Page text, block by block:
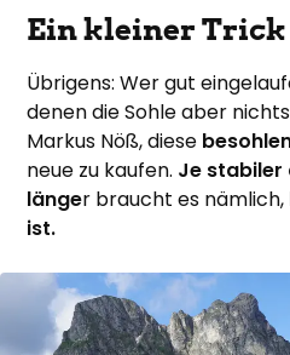
Ein kleiner Trick
Übrigens: Wer gut
denen die Sohle aber
Markus Nöß, diese
neue zu kaufen. Je stabiler
länger braucht es nämlich,
ist.